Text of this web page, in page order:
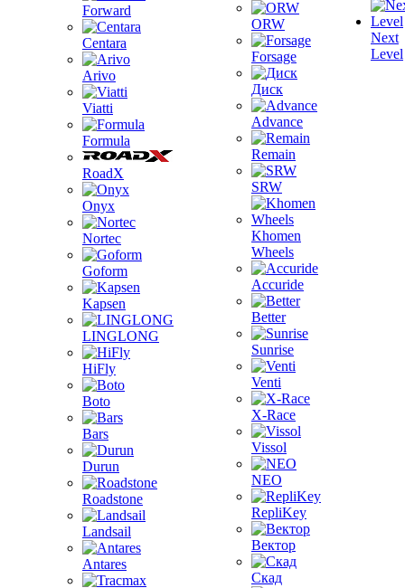
Forward
Centara
Arivo
Viatti
Formula
RoadX
Onyx
Nortec
Goform
Kapsen
LINGLONG
HiFly
Boto
Bars
Durun
Roadstone
Landsail
Antares
ORW
Forsage
Диск
Advance
Remain
SRW
Khomen
Wheels
Accuride
Better
Sunrise
Venti
X-Race
Vissol
NEO
RepliKey
Вектор
Скад
Next
Level